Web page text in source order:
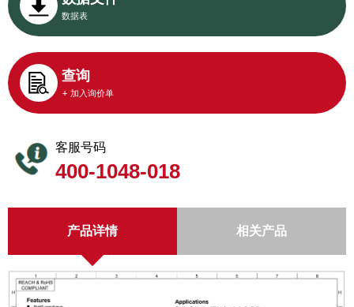
数据表
查询
+ 加入询价单
客服号码
400-1048-018
产品详情 相关产品